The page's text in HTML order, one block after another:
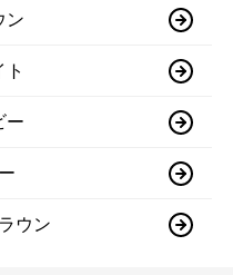
ン
ト
ー
ウン